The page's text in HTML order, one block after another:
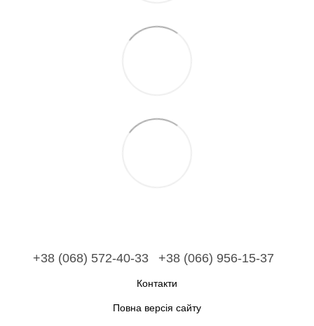
+38 (068) 572-40-33 +38 (066) 956-15-37
Контакти
Повна версія сайту